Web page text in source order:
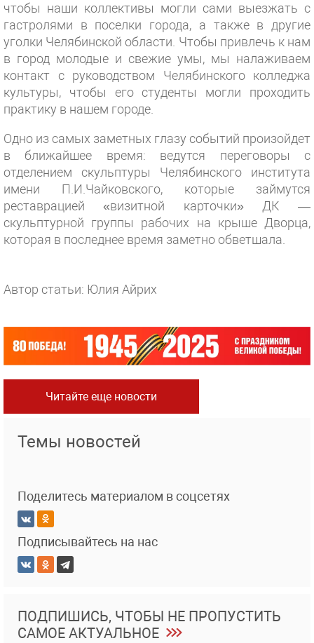
чтобы наши коллективы могли сами выезжать с
гастролями в поселки города, а также в другие
уголки Челябинской области. Чтобы привлечь к нам
в город молодые и свежие умы, мы налаживаем
контакт с руководством Челябинского колледжа
культуры, чтобы его студенты могли проходить
практику в нашем городе.
Одно из самых заметных глазу событий произойдет
в ближайшее время: ведутся переговоры с
отделением скульптуры Челябинского института
имени П.И.Чайковского, которые займутся
реставрацией «визитной карточки» ДК —
скульптурной группы рабочих на крыше Дворца,
которая в последнее время заметно обветшала.
Автор статьи: Юлия Айрих
Читайте еще новости
Темы новостей
Поделитесь материалом в соцсетях
Подписывайтесь на нас
ПОДПИШИСЬ, ЧТОБЫ НЕ ПРОПУСТИТЬ
САМОЕ АКТУАЛЬНОЕ